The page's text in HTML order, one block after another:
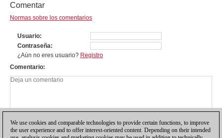
Comentar
Normas sobre los comentarios
Usuario
Contraseña
¿Aún no eres usuario? Registro
Comentario
We use cookies and comparable technologies to provide certain functions, to improve
the user experience and to offer interest-oriented content. Depending on their intended